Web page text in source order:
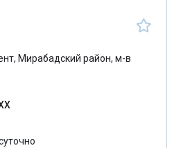
Мирабадский район, м-в